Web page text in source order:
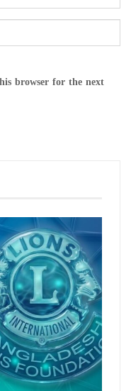
browser for the next